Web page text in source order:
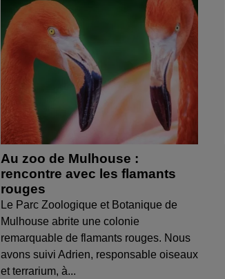
Au zoo de Mulhouse :
rencontre avec les flamants
rouges
Le Parc Zoologique et Botanique de
Mulhouse abrite une colonie
remarquable de flamants rouges. Nous
avons suivi Adrien, responsable oiseaux
et terrarium, à...